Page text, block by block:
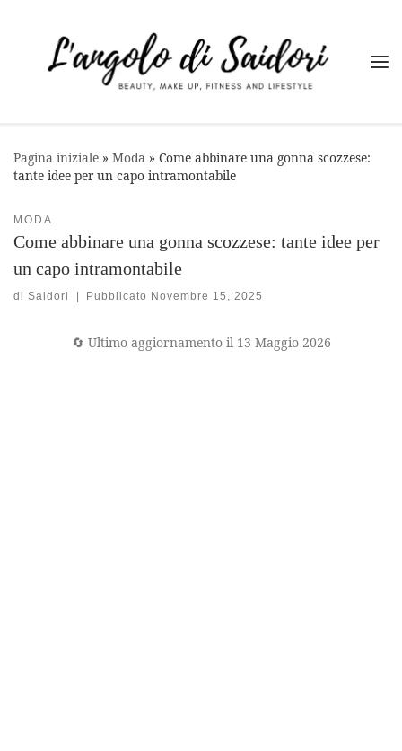
Pagina iniziale » Moda » Come abbinare una gonna scozzese:
tante idee per un capo intramontabile
MODA
Come abbinare una gonna scozzese: tante idee per
un capo intramontabile
di Saidori | Pubblicato Novembre 15, 2025
🔄 Ultimo aggiornamento il 13 Maggio 2026